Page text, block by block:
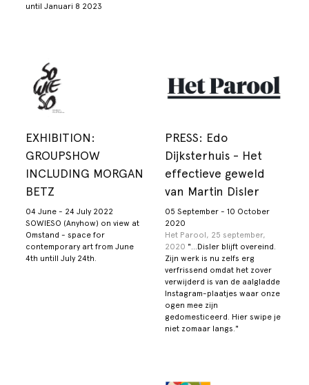
until Januari 8 2023
EXHIBITION:
GROUPSHOW
INCLUDING MORGAN
BETZ
04 June - 24 July 2022
SOWIESO (Anyhow) on view at
Omstand - space for
contemporary art from June
4th untill July 24th.
PRESS: Edo
Dijksterhuis - Het
effectieve geweld
van Martin Disler
05 September - 10 October
2020
Het Parool, 25 september,
2020 "...Disler blijft overeind.
Zijn werk is nu zelfs erg
verfrissend omdat het zover
verwijderd is van de aalgladde
Instagram-plaatjes waar onze
ogen mee zijn
gedomesticeerd. Hier swipe je
niet zomaar langs."